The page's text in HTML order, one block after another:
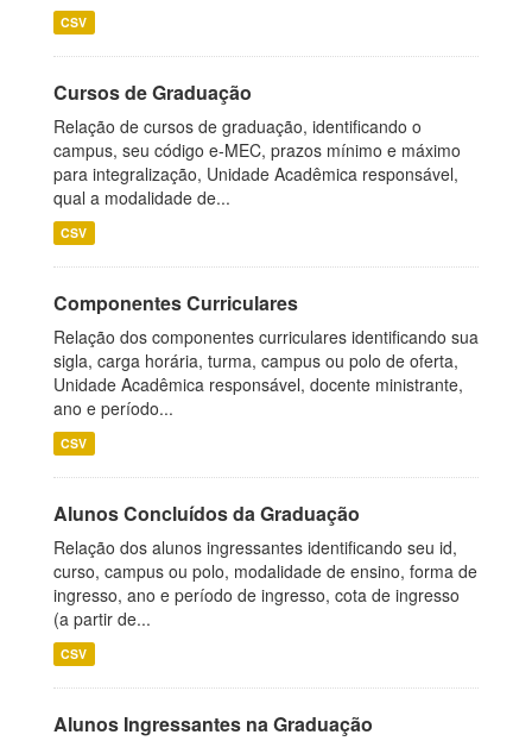
CSV
Cursos de Graduação
Relação de cursos de graduação, identificando o
campus, seu código e-MEC, prazos mínimo e máximo
para integralização, Unidade Acadêmica responsável,
qual a modalidade de...
CSV
Componentes Curriculares
Relação dos componentes curriculares identificando sua
sigla, carga horária, turma, campus ou polo de oferta,
Unidade Acadêmica responsável, docente ministrante,
ano e período...
CSV
Alunos Concluídos da Graduação
Relação dos alunos ingressantes identificando seu id,
curso, campus ou polo, modalidade de ensino, forma de
ingresso, ano e período de ingresso, cota de ingresso
(a partir de...
CSV
Alunos Ingressantes na Graduação